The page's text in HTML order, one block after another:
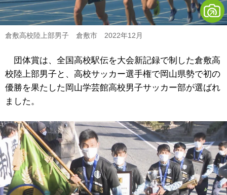
倉敷高校陸上部男子 倉敷市 2022年12月
団体賞は、全国高校駅伝を大会新記録で制した倉敷高
校陸上部男子と、高校サッカー選手権で岡山県勢で初の
優勝を果たした岡山学芸館高校男子サッカー部が選ばれ
ました。